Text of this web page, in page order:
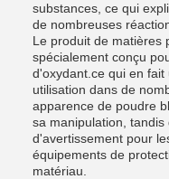
substances, ce qui
de nombreuses
Le produit de matières
spécialement conçu
d'oxydant.ce qui en
utilisation dans de
apparence de poudre
sa manipulation,
d'avertissement pour
équipements de
matériau.